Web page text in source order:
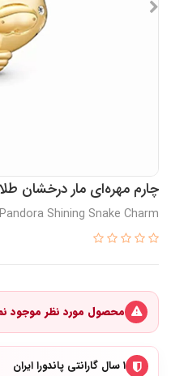
چارم مهره‌ای مار درخشان
Pandora Shining Snake Charm
محصول مورد نظر موجود
۱ سال گارانتی پاندورا ایران